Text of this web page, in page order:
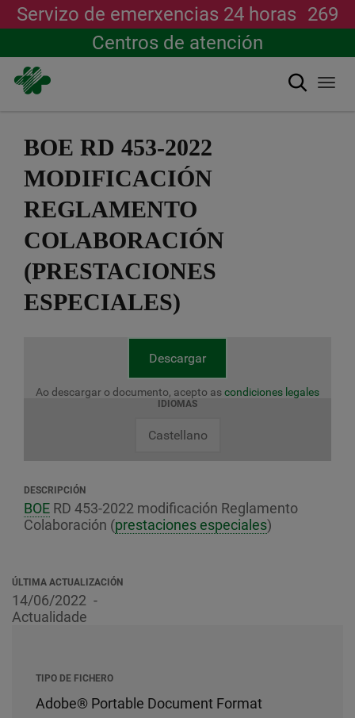
contido
Servizo de emerxencias 24 horas 269
Centros de atención
Buscar
BOE RD 453-2022
MODIFICACIÓN
REGLAMENTO
COLABORACIÓN
(PRESTACIONES
ESPECIALES)
Descargar
Ao descargar o documento, acepto ascondiciones legales
IDIOMAS
Castellano
DESCRIPCIÓN
BOE RD 453-2022 modificación Reglamento
Colaboración (prestaciones especiales)
ÚLTIMA ACTUALIZACIÓN
14/06/2022
Actualidade
TIPO DE FICHERO
Adobe® Portable Document Format